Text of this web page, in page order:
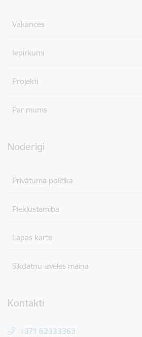
Vakances
Iepirkumi
Projekti
Par mums
Noderīgi
Privātuma politika
Piekļūstamība
Lapas karte
Sīkdatņu izvēles maiņa
Kontakti
+371 62333363